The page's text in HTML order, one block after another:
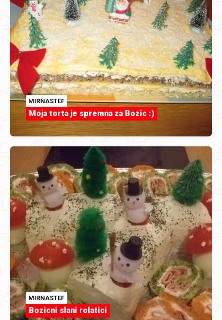
MIRNASTEF
Moja torta je spremna za Bozic :)
MIRNASTEF
Bozicni slani rolatici